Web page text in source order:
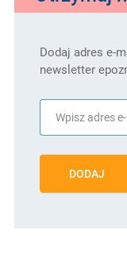
Dodaj adres e-
newsletter
DODAJ